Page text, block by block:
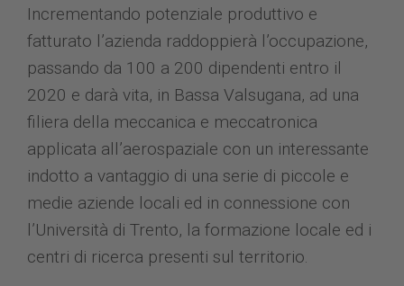
Incrementando potenziale produttivo e
fatturato l’azienda raddoppierà l’occupazione,
passando da 100 a 200 dipendenti entro il
2020 e darà vita, in Bassa Valsugana, ad una
filiera della meccanica e meccatronica
applicata all’aerospaziale con un interessante
indotto a vantaggio di una serie di piccole e
medie aziende locali ed in connessione con
l’Università di Trento, la formazione locale ed i
centri di ricerca presenti sul territorio.